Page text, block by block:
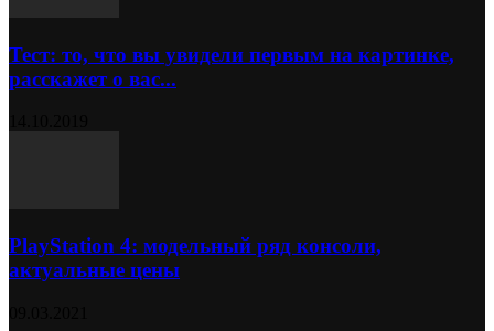
Тест: то, что вы увидели первым на картинке,
расскажет о вас...
PlayStation 4: модельный ряд консоли,
актуальные цены